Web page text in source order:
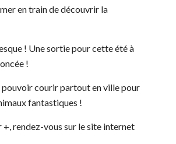
en train de découvrir la
! Une sortie pour cette été à
!
courir partout en ville pour
fantastiques !
+, rendez-vous sur le site internet